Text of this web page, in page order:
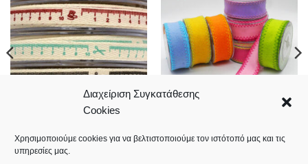
Διαχείριση Συγκατάθεσης
Cookies
Χρησιμοποιούμε cookies για να βελτιστοποιούμε τον ιστότοπό μας και τις
υπηρεσίες μας.
6,00€
2,00€ – 3,00€Price
range: